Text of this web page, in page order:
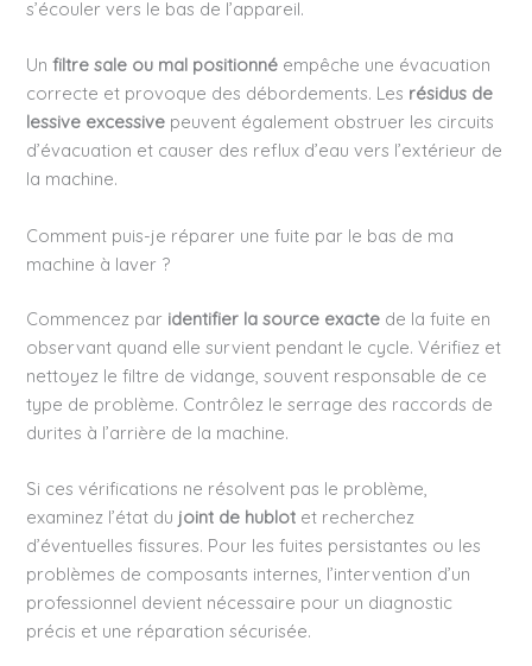
s’écouler vers le bas de l’appareil.
Unfiltre sale ou mal positionné empêche une évacuation
correcte et provoque des débordements. Les résidus de
lessive excessive peuvent également obstruer les circuits
d’évacuation et causer des reflux d’eau vers l’extérieur de
la machine.
Comment puis-je réparer une fuite par le bas de ma
machine à laver ?
Commencez par identifier la source exacte de la fuite en
observant quand elle survient pendant le cycle. Vérifiez et
nettoyez le filtre de vidange, souvent responsable de ce
type de problème. Contrôlez le serrage des raccords de
durites à l’arrière de la machine.
Si ces vérifications ne résolvent pas le problème,
examinez l’état du joint de hublot et recherchez
d’éventuelles fissures. Pour les fuites persistantes ou les
problèmes de composants internes, l’intervention d’un
professionnel devient nécessaire pour un diagnostic
précis et une réparation sécurisée.